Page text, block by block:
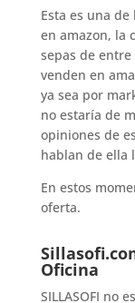
Esta es una
en amazon, la
sepas de
venden en
ya sea por
no estaría de
opiniones de
hablan de ella
En estos
oferta.
Oficina
SILLASOFI no